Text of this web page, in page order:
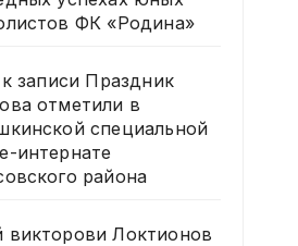
ФК «Родина»
к записи Праздник
отметили в
специальной
интернате
района
викторови Локтионов